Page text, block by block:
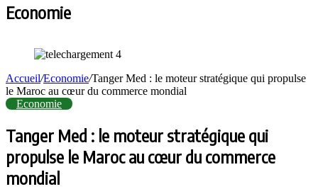
Economie
Accueil/Economie/Tanger Med : le moteur stratégique qui propulse
le Maroc au cœur du commerce mondial
Economie
Tanger Med : le moteur stratégique qui
propulse le Maroc au cœur du commerce
mondial